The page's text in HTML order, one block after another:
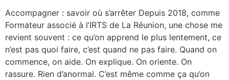
Accompagner : savoir où s’arrêter Depuis 2018, comme
Formateur associé à l’IRTS de La Réunion, une chose me
revient souvent : ce qu’on apprend le plus lentement, ce
n’est pas quoi faire, c’est quand ne pas faire. Quand on
commence, on aide. On explique. On oriente. On
rassure. Rien d’anormal. C’est même comme ça qu’on